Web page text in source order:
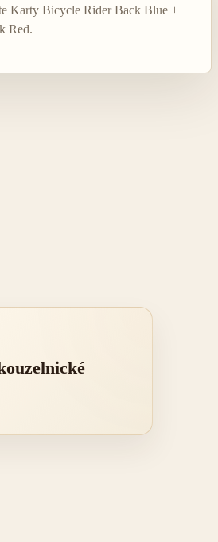
Karty Bicycle Rider Back Blue +
Red.